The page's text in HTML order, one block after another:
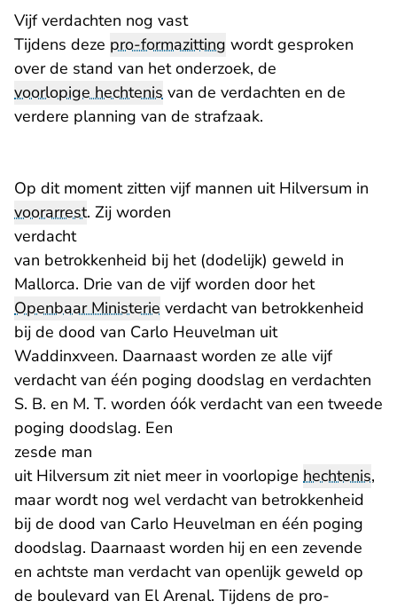
Vijf verdachten nog vast
Tijdens deze pro-formazitting wordt gesproken
over de stand van het onderzoek, de
voorlopige hechtenis van de verdachten en de
verdere planning van de strafzaak.
Op dit moment zitten vijf mannen uit Hilversum in
voorarrest. Zij worden
verdacht
van betrokkenheid bij het (dodelijk) geweld in
Mallorca. Drie van de vijf worden door het
Openbaar Ministerie verdacht van betrokkenheid
bij de dood van Carlo Heuvelman uit
Waddinxveen. Daarnaast worden ze alle vijf
verdacht van één poging doodslag en verdachten
S. B. en M. T. worden óók verdacht van een tweede
poging doodslag. Een
zesde man
uit Hilversum zit niet meer in voorlopige hechtenis,
maar wordt nog wel verdacht van betrokkenheid
bij de dood van Carlo Heuvelman en één poging
doodslag. Daarnaast worden hij en een zevende
en achtste man verdacht van openlijk geweld op
de boulevard van El Arenal. Tijdens de pro-